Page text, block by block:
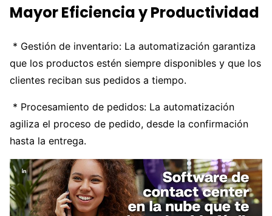
Mayor Eficiencia y Productividad
* Gestión de inventario: La automatización garantiza
que los productos estén siempre disponibles y que los
clientes reciban sus pedidos a tiempo.
* Procesamiento de pedidos: La automatización
agiliza el proceso de pedido, desde la confirmación
hasta la entrega.